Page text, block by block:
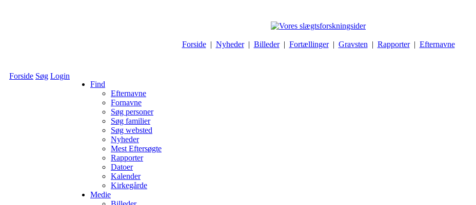
Forside| Nyheder| Billeder| Fortællinger| Gravsten | Rapporter| Efternavne
Forside Søg Login
Find
Efternavne
Fornavne
Søg personer
Søg familier
Søg websted
Nyheder
Mest Eftersøgte
Rapporter
Datoer
Kalender
Kirkegårde
Medie